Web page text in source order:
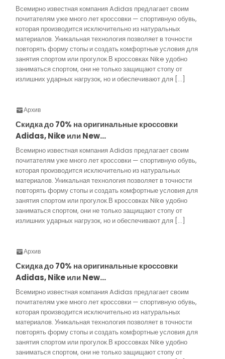
Всемирно известная компания Adidas предлагает своим
почитателям уже много лет кроссовки — спортивную обувь,
которая производится исключительно из натуральных
материалов. Уникальная технология позволяет в точности
повторять форму стопы и создать комфортные условия для
занятия спортом или прогулок.В кроссовках Nike удобно
заниматься спортом, они не только защищают стопу от
излишних ударных нагрузок, но и обеспечивают для […]
Архив
Скидка до 70% на оригинальные кроссовки
Adidas, Nike или New…
Всемирно известная компания Adidas предлагает своим
почитателям уже много лет кроссовки — спортивную обувь,
которая производится исключительно из натуральных
материалов. Уникальная технология позволяет в точности
повторять форму стопы и создать комфортные условия для
занятия спортом или прогулок.В кроссовках Nike удобно
заниматься спортом, они не только защищают стопу от
излишних ударных нагрузок, но и обеспечивают для […]
Архив
Скидка до 70% на оригинальные кроссовки
Adidas, Nike или New…
Всемирно известная компания Adidas предлагает своим
почитателям уже много лет кроссовки — спортивную обувь,
которая производится исключительно из натуральных
материалов. Уникальная технология позволяет в точности
повторять форму стопы и создать комфортные условия для
занятия спортом или прогулок.В кроссовках Nike удобно
заниматься спортом, они не только защищают стопу от